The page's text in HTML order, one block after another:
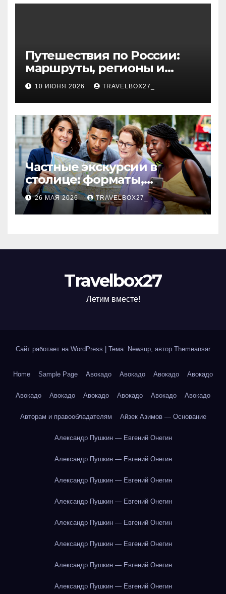
волокна
Путешествия по России:
маршруты, регионы и
особенности поездок
10 ИЮНЯ 2026 TRAVELBOX27_
Частные экскурсии в
столице: форматы,
маршруты и особенности
организации
26 МАЯ 2026 TRAVELBOX27_
Travelbox27
Летим вместе!
Сайт работает на WordPress Тема: Newsup, автор Themeansar
Home Sample Page Авокадо Авокадо Авокадо Авокадо
Авокадо Авокадо Авокадо Авокадо Авокадо Авокадо
Авторам и правообладателям Айзек Азимов — Основание
Александр Пушкин — Евгений Онегин
Александр Пушкин — Евгений Онегин
Александр Пушкин — Евгений Онегин
Александр Пушкин — Евгений Онегин
Александр Пушкин — Евгений Онегин
Александр Пушкин — Евгений Онегин
Александр Пушкин — Евгений Онегин
Александр Пушкин — Евгений Онегин